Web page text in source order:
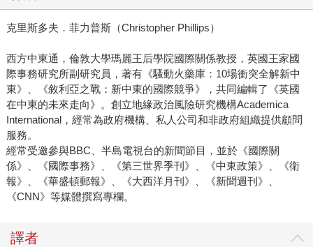
克里斯多夫．菲力普斯（Christopher Phillips）
西方中東通，倫敦大學瑪麗王后學院國際關係教授，英國王家國
際事務研究所副研究員，著有《騷動火藥庫：10場衝突全解新中
東》、《敘利亞之戰：新中東的國際競爭》，共同編輯了《英國
在中東的未來走向》。創立地緣政治風險研究機構Academica
International，經常為政府機構、私人公司和非政府組織提供顧問
服務。
經常受邀參與BBC、半島電視台的新聞節目，並於《國際關
係》、《國際事務》、《第三世界季刊》、《中東政策》、《衛
報》、《華盛頓郵報》、《大西洋月刊》、《新聞週刊》、
《CNN》等媒體撰寫專欄。
譯者